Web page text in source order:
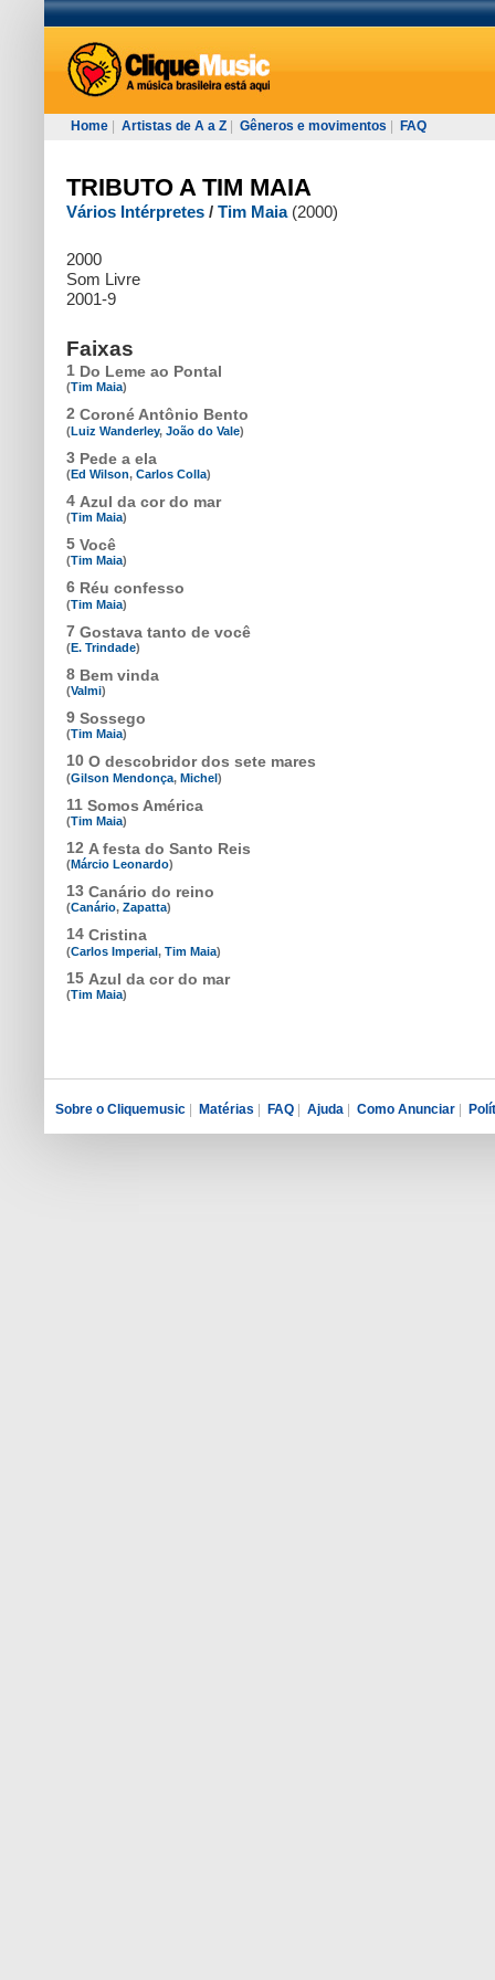
Home Artistas de A a Z Gêneros e movimentos FAQ
TRIBUTO A TIM MAIA
Vários Intérpretes / Tim Maia (2000)
2000
Som Livre
2001-9
Faixas
1 Do Leme ao Pontal
(Tim Maia)
2 Coroné Antônio Bento
(Luiz Wanderley, João do Vale)
3 Pede a ela
(Ed Wilson, Carlos Colla)
4 Azul da cor do mar
(Tim Maia)
5 Você
(Tim Maia)
6 Réu confesso
(Tim Maia)
7 Gostava tanto de você
(E. Trindade)
8 Bem vinda
(Valmi)
9 Sossego
(Tim Maia)
10 O descobridor dos sete mares
(Gilson Mendonça, Michel)
11 Somos América
(Tim Maia)
12 A festa do Santo Reis
(Márcio Leonardo)
13 Canário do reino
(Canário, Zapatta)
14 Cristina
(Carlos Imperial, Tim Maia)
15 Azul da cor do mar
(Tim Maia)
Sobre o Cliquemusic Matérias FAQ Ajuda Como Anunciar